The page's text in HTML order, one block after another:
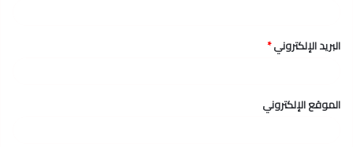
البريد الإلكتروني*
الموقع الإلكتروني